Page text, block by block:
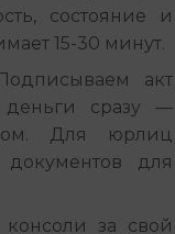
состояние и
15-30 минут.
акт
деньги сразу —
Для юрлиц
для
за свой